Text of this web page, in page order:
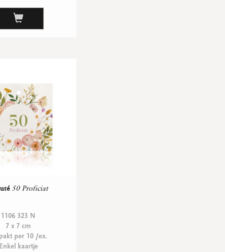
50 Proficiat
1106 323 N
7 x 7 cm
per 10 /ex.
Enkel kaartje